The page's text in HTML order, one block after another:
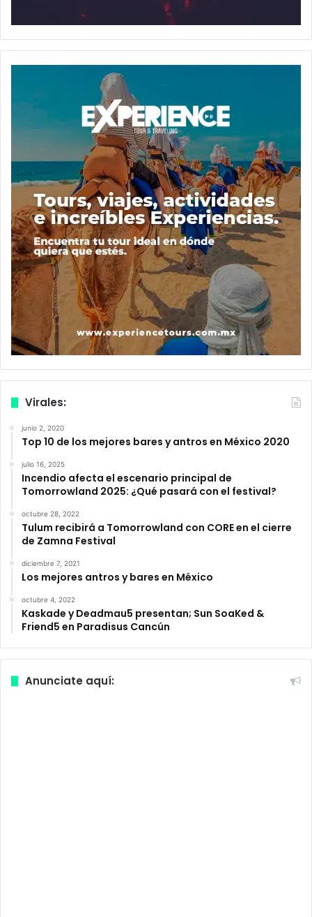
Virales:
junio 2, 2020
Top 10 de los mejores bares y antros en México 2020
julio 16, 2025
Incendio afecta el escenario principal de
Tomorrowland 2025: ¿Qué pasará con el festival?
octubre 28, 2022
Tulum recibirá a Tomorrowland con CORE en el cierre
de Zamna Festival
diciembre 7, 2021
Los mejores antros y bares en México
octubre 4, 2022
Kaskade y Deadmau5 presentan; Sun SoaKed &
Friend5 en Paradisus Cancún
Anunciate aquí: